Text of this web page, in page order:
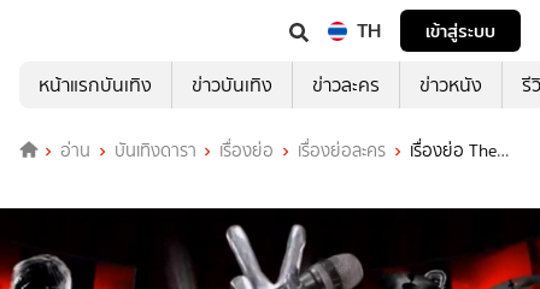
TH
เข้าสู่ระบบ
หน้าแรกบันเทิง
ข่าวบันเทิง ข่าวละคร ข่าวหนัง รี
อ่าน บันเทิงดารา เรื่องย่อ เรื่องย่อละคร
เรื่องย่อ The